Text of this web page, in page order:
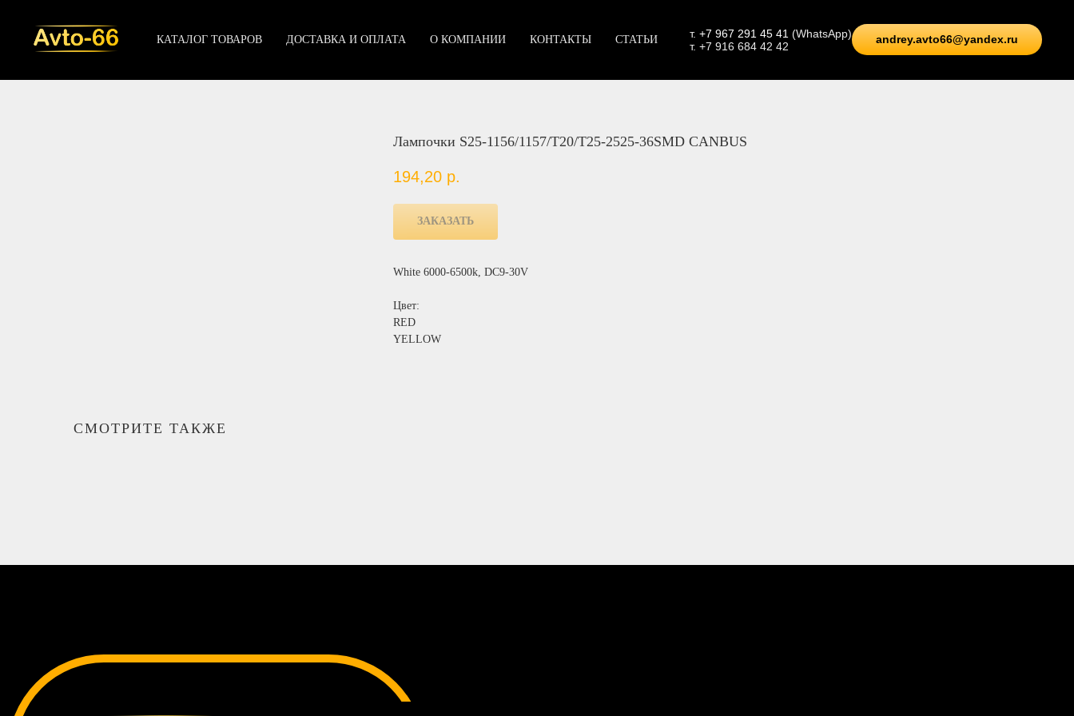
КАТАЛОГ ТОВАРОВ ДОСТАВКА И ОПЛАТА О КОМПАНИИ КОНТАКТЫ СТАТЬИ т. +7 967 291 45 41 (WhatsApp)
т. +7 916 684 42 42
andrey.avto66@yandex.ru
Лампочки S25-1156/1157/T20/T25-2525-36SMD CANBUS
194,20 р.
ЗАКАЗАТЬ
White 6000-6500k, DC9-30V
Цвет:
RED
YELLOW
СМОТРИТЕ ТАКЖЕ